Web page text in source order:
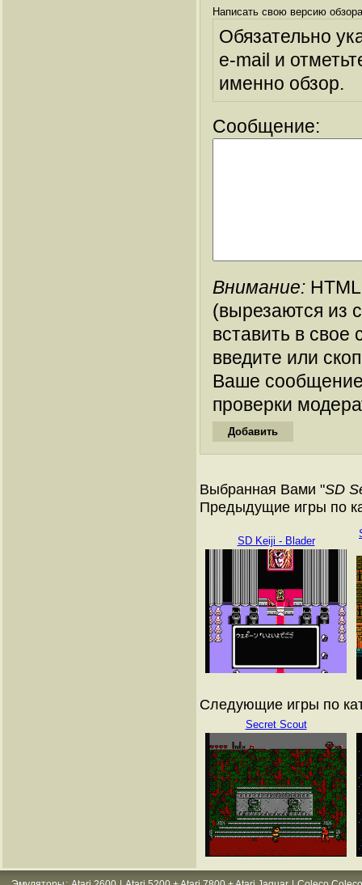
Написать свою версию
Обязательно
e-mail и
именно обзор.
Сообщение:
Внимание:
(вырезаются из
вставить в
введите или
Ваше
проверки
Выбранная Вами "SD
Предыдущие игры по
SD Keiji - Blader
Следующие игры по
Secret Scout